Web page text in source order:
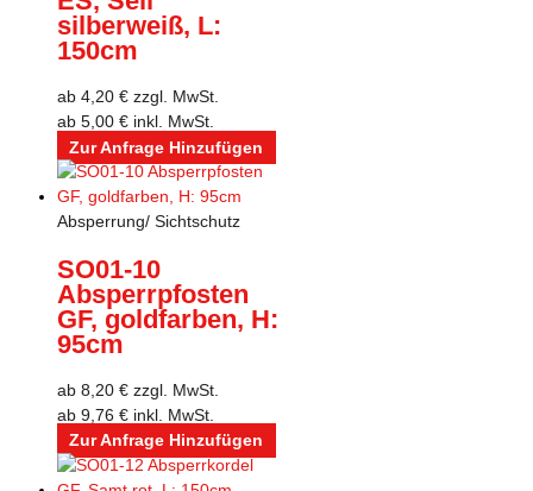
silberweiß, L:
150cm
ab 4,20 € zzgl. MwSt.
ab 5,00 € inkl. MwSt.
Zur Anfrage Hinzufügen
Absperrung/ Sichtschutz
SO01-10
Absperrpfosten
GF, goldfarben, H:
95cm
ab 8,20 € zzgl. MwSt.
ab 9,76 € inkl. MwSt.
Zur Anfrage Hinzufügen